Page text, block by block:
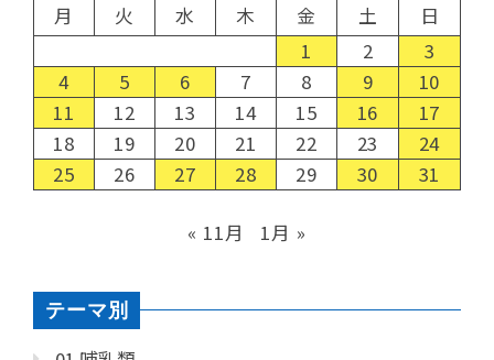
月
火 水 木 金 土
日
1
2
3
4
5 6 7 8 9
10
11
12 13 14 15 16
17
18
19 20 21 22 23
24
25
26 27 28 29 30 31
« 11月 1月 »
テーマ別